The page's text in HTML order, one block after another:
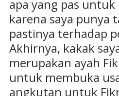
apa yang pas untuk
karena saya punya
pastinya terhadap
Akhirnya, kakak
merupakan ayah
untuk membuka
angkutan untuk